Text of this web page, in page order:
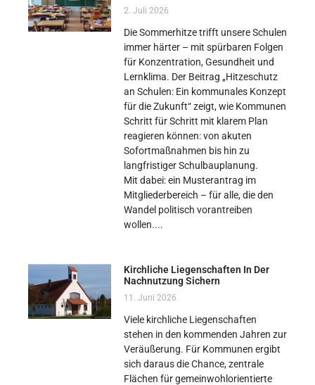
2. Juli 2026
Die Sommerhitze trifft unsere Schulen
immer härter – mit spürbaren Folgen
für Konzentration, Gesundheit und
Lernklima. Der Beitrag „Hitzeschutz
an Schulen: Ein kommunales Konzept
für die Zukunft“ zeigt, wie Kommunen
Schritt für Schritt mit klarem Plan
reagieren können: von akuten
Sofortmaßnahmen bis hin zu
langfristiger Schulbauplanung.
Mit dabei: ein Musterantrag im
Mitgliederbereich – für alle, die den
Wandel politisch vorantreiben
wollen.
Kirchliche Liegenschaften In Der
Nachnutzung Sichern
11. Juni 2026
Viele kirchliche Liegenschaften
stehen in den kommenden Jahren zur
Veräußerung. Für Kommunen ergibt
sich daraus die Chance, zentrale
Flächen für gemeinwohlorientierte